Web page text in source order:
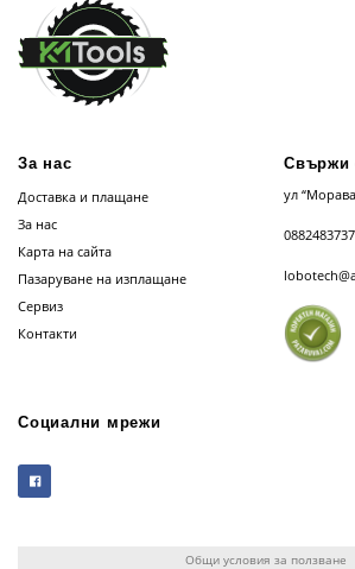
За нас
Доставка и плащане
За нас
Карта на сайта
Пазаруване на изплащане
Сервиз
Контакти
Свържи
ул
0882483737
Социални мрежи
Общи условия за ползване